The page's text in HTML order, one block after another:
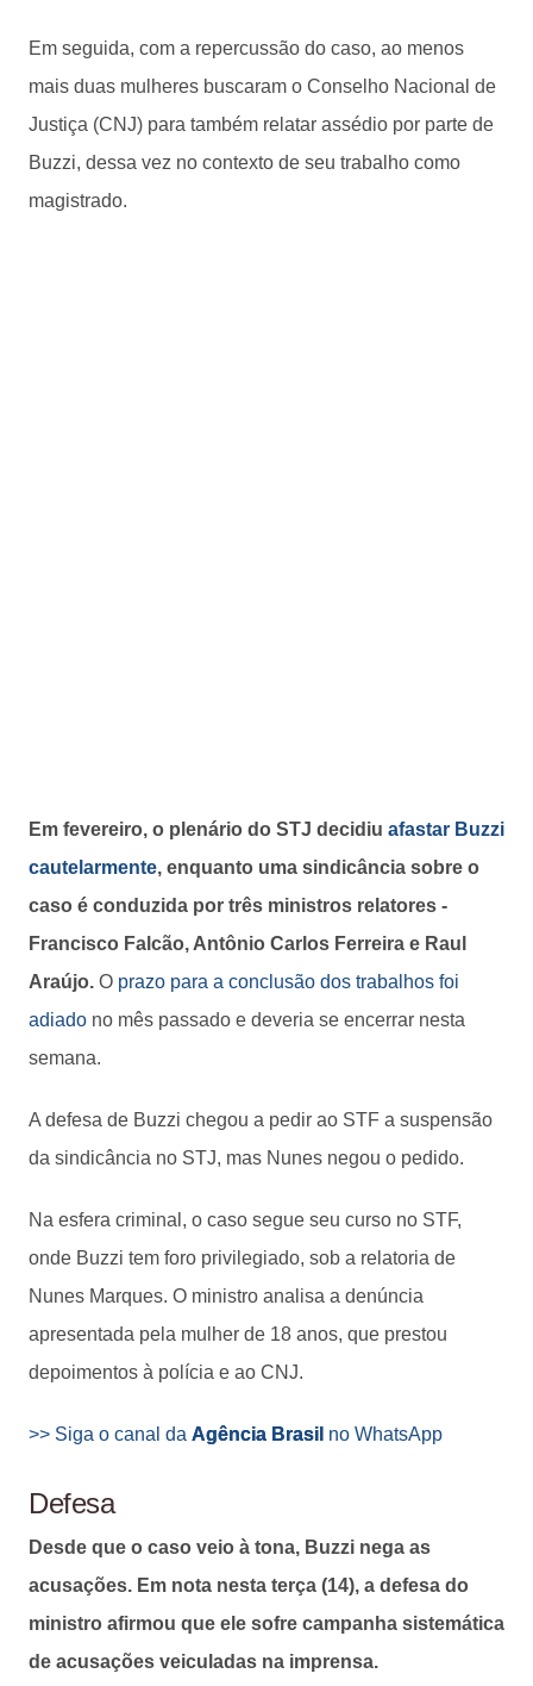
Em seguida, com a repercussão do caso, ao menos
mais duas mulheres buscaram o Conselho Nacional de
Justiça (CNJ) para também relatar assédio por parte de
Buzzi, dessa vez no contexto de seu trabalho como
magistrado.
Em fevereiro, o plenário do STJ decidiu afastar Buzzi
cautelarmente, enquanto uma sindicância sobre o
caso é conduzida por três ministros relatores -
Francisco Falcão, Antônio Carlos Ferreira e Raul
Araújo. O prazo para a conclusão dos trabalhos foi
adiado no mês passado e deveria se encerrar nesta
semana.
A defesa de Buzzi chegou a pedir ao STF a suspensão
da sindicância no STJ, mas Nunes negou o pedido.
Na esfera criminal, o caso segue seu curso no STF,
onde Buzzi tem foro privilegiado, sob a relatoria de
Nunes Marques. O ministro analisa a denúncia
apresentada pela mulher de 18 anos, que prestou
depoimentos à polícia e ao CNJ.
>> Siga o canal da Agência Brasil no WhatsApp
Defesa
Desde que o caso veio à tona, Buzzi nega as
acusações. Em nota nesta terça (14), a defesa do
ministro afirmou que ele sofre campanha sistemática
de acusações veiculadas na imprensa.